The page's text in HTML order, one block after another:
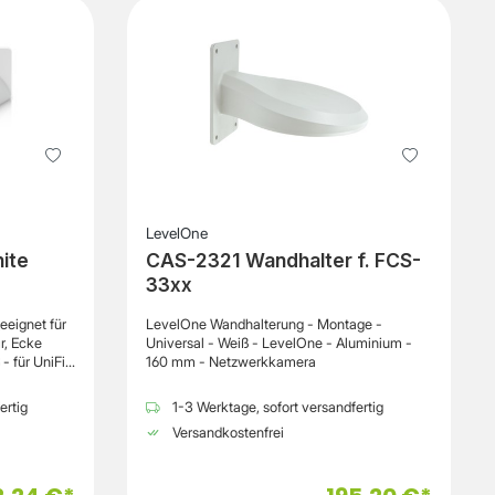
für
Ecke
für UniFi
Ecke
LevelOne
CAS-2321 Wandhalter f. FCS-
33xx
LevelOne Wandhalterung - Montage -
Universal - Weiß - LevelOne - Aluminium -
160 mm - Netzwerkkamera
1-3 Werktage, sofort versandfertig
Versandkostenfrei